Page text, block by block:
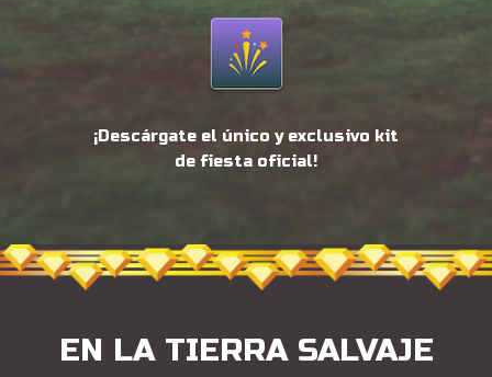
¡Descárgate el único y exclusivo kit
de fiesta oficial!
EN LA TIERRA SALVAJE